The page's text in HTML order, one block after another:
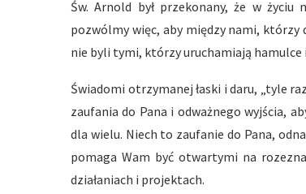
Św. Arnold był przekonany, że w
pozwólmy więc, aby między nami, którzy
nie byli tymi, którzy uruchamiają hamulce
Świadomi otrzymanej łaski i daru, „tyle
zaufania do Pana i odważnego wyjścia,
dla wielu. Niech to zaufanie do Pana,
pomaga Wam być otwartymi na
działaniach i projektach.